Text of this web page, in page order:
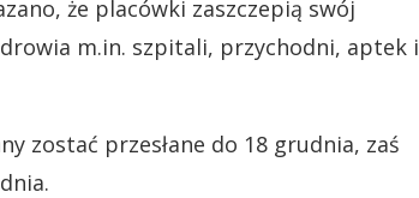
że placówki zaszczepią swój
m.in. szpitali, przychodni, aptek i
zostać przesłane do 18 grudnia, zaś